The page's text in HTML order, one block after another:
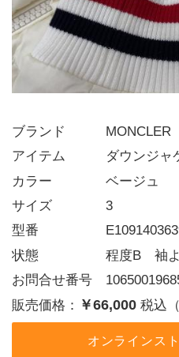
ブランド   MONCLER（
アイテム   ダウンジャ
カラー    ベージュ
サイズ    3
型番
状態     程度B　袖よ
お問合せ番号
販売価格： ￥66,000 税込
オンラインス